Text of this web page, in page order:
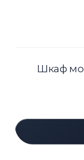
Шкаф